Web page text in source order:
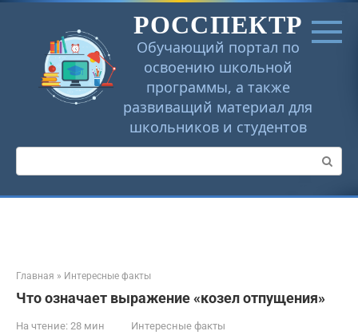
Перейти
РОССПЕКТР
Обучающий портал по
освоению школьной
программы, а также
развиващий материал для
школьников и студентов
Поиск:
Главная » Интересные факты
Что означает выражение «козел отпущения»
На чтение: 28 мин Интересные факты